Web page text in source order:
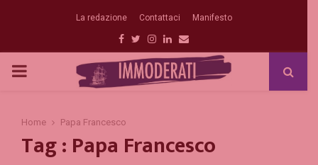
La redazione Contattaci Manifesto
Facebook
Twitter
Instagram
Linkedin
Email
PRIMARY
Home Papa Francesco
Tag : Papa Francesco